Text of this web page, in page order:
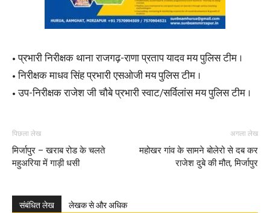
• प्रभारी निरीक्षक थाना राजगढ़-राणा प्रताप यादव मय पुलिस टीम ।
• निरीक्षक माधव सिंह प्रभारी एसओजी मय पुलिस टीम ।
• उप-निरीक्षक राजेश जी चौबे प्रभारी स्वाट/सर्विलांस मय पुलिस टीम ।
पिछला लेख
मिर्जापुर – खराब रोड के चलते
महुअरिया में गाड़ी धसी
अगला लेख
महोखर गांव के सामने बोलेरो से दब कर
राजेश दुबे की मौत, मिर्जापुर
संबंधित लेख लेखक से और अधिक